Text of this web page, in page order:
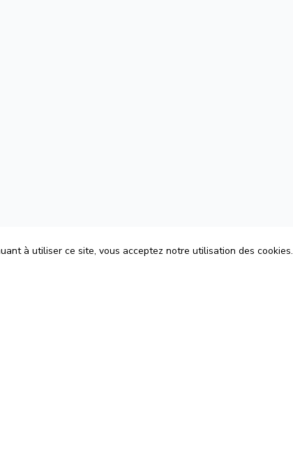
à utiliser ce site, vous acceptez notre utilisation des cookies.